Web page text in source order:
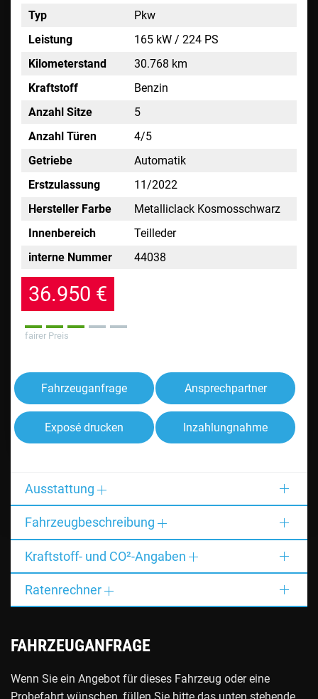
Typ
Pkw
Leistung
165 kW / 224 PS
Kilometerstand
30.768 km
Kraftstoff
Benzin
Anzahl Sitze
5
Anzahl Türen
4/5
Getriebe
Automatik
Erstzulassung
11/2022
Hersteller Farbe
Metalliclack Kosmosschwarz
Innenbereich
Teilleder
interne Nummer
44038
36.950 €
fairer Preis
Fahrzeuganfrage Ansprechpartner
Exposé drucken Inzahlungnahme
Ausstattung
Fahrzeugbeschreibung
Kraftstoff- und CO²-Angaben
Ratenrechner
FAHRZEUGANFRAGE
Wenn Sie ein Angebot für dieses Fahrzeug oder eine